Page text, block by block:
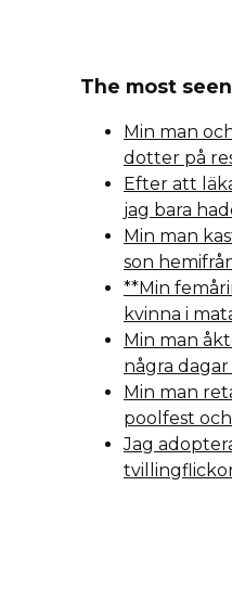
The most seen
Min man
dotter på
Efter att
jag bara
Min man
son
**Min
kvinna i
Min man
några
Min man
poolfest
Jag